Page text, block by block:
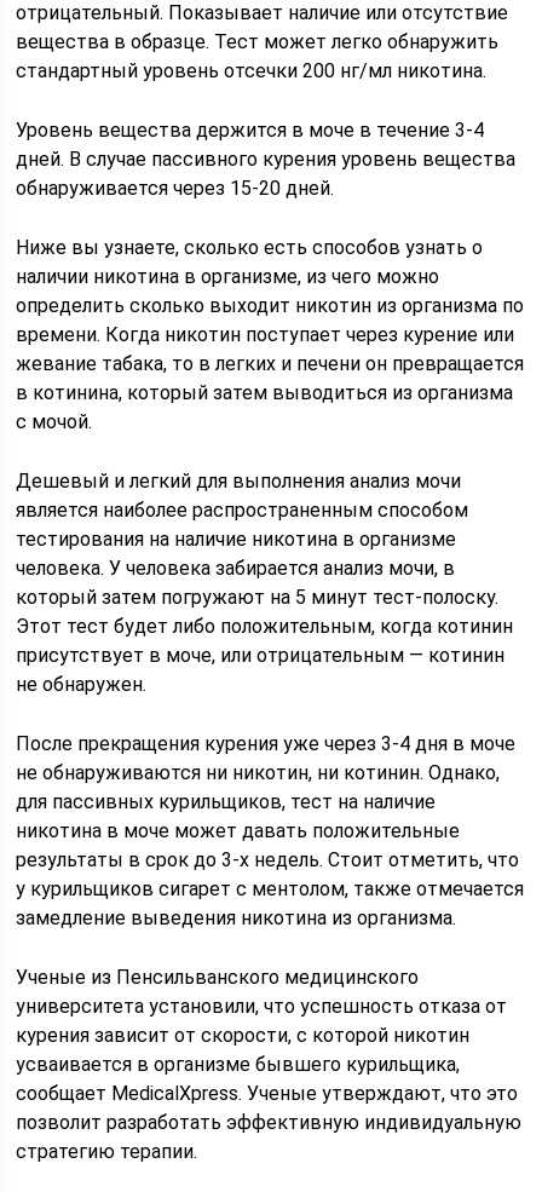
отрицательный. Показывает наличие или отсутствие
вещества в образце. Тест может легко обнаружить
стандартный уровень отсечки 200 нг/мл никотина.
Уровень вещества держится в моче в течение 3-4
дней. В случае пассивного курения уровень вещества
обнаруживается через 15-20 дней.
Ниже вы узнаете, сколько есть способов узнать о
наличии никотина в организме, из чего можно
определить сколько выходит никотин из организма по
времени. Когда никотин поступает через курение или
жевание табака, то в легких и печени он превращается
в котинина, который затем выводиться из организма
с мочой.
Дешевый и легкий для выполнения анализ мочи
является наиболее распространенным способом
тестирования на наличие никотина в организме
человека. У человека забирается анализ мочи, в
который затем погружают на 5 минут тест-полоску.
Этот тест будет либо положительным, когда котинин
присутствует в моче, или отрицательным — котинин
не обнаружен.
После прекращения курения уже через 3-4 дня в моче
не обнаруживаются ни никотин, ни котинин. Однако,
для пассивных курильщиков, тест на наличие
никотина в моче может давать положительные
результаты в срок до 3-х недель. Стоит отметить, что
у курильщиков сигарет с ментолом, также отмечается
замедление выведения никотина из организма.
Ученые из Пенсильванского медицинского
университета установили, что успешность отказа от
курения зависит от скорости, с которой никотин
усваивается в организме бывшего курильщика,
сообщает MedicalXpress. Ученые утверждают, что это
позволит разработать эффективную индивидуальную
стратегию терапии.